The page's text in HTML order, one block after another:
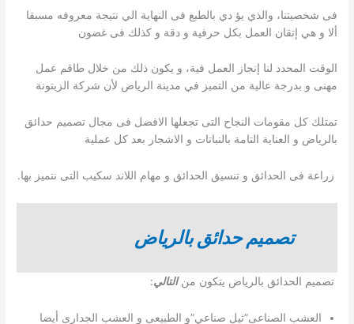
فى شخصيتنا، والذي يؤ دي بالطبع فى النهاية الي نتيجة معروفه مسبقا
ألا و هي إتقان العمل بكل حرفية و دقة و كذلك فى غضون
الوقت المحدد لنا إنجاز العمل فية، و يكون ذلك من خلال طاقم عمل
مهنى و بدرجة عالية من التميز في مدينة الرياض لأن شركة الزيتونة
تمتلك كل مقومات النجاح التى تجعلها الافضل فى مجال تصميم حدائق
بالرياض و العناية التامة بالنباتات و الاشجار بعد كل عملية
زراعة فى الحدائق و تنسيق الحدائق و مهام اللاند سكيب التى نتميز بها.
تصميم حدائق بالرياض
تصميم الحدائق بالرياض يتكون منالتالي:
العشب الصناعى”ثيل صناعي”و الطبيعى و العشب الجدارى أيضا